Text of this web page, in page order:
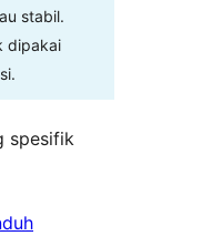
stabil.
dipakai
spesifik